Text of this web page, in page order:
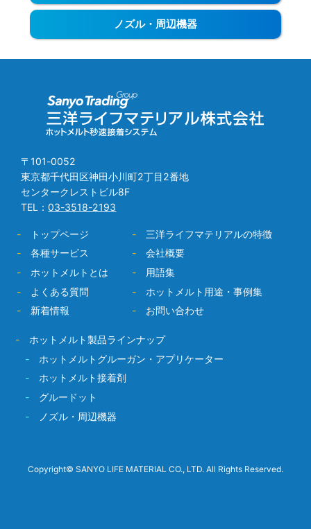
ノズル・周辺機器
〒101-0052
東京都千代田区神田小川町2丁目2番地
センタークレストビル8F
TEL：03-3518-2193
- トップページ -
三洋ライフマテリアルの特徴
-
各種サービス -
会社概要
-
ホットメルトとは -
用語集
-
よくある質問 -
ホットメルト用途・事例集
-
新着情報 - お問い合わせ
-
ホットメルト製品ラインナップ
-
ホットメルトグルーガン・アプリケーター
-
ホットメルト接着剤
-
グルードット
-
ノズル・周辺機器
Copyright© SANYO LIFE MATERIAL CO., LTD. All Rights Reserved.